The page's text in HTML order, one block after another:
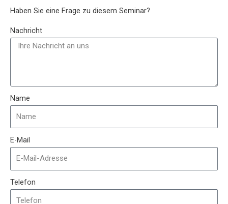
Haben Sie eine Frage zu diesem Seminar?
Nachricht
Name
E-Mail
Telefon